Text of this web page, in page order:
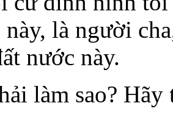
này, là người
nước này.
làm sao?